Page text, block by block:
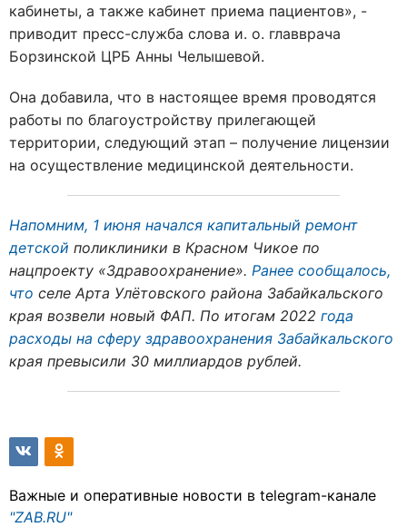
кабинеты, а также кабинет приема пациентов», -
приводит пресс-служба слова и. о. главврача
Борзинской ЦРБ Анны Челышевой.
Она добавила, что в настоящее время проводятся
работы по благоустройству прилегающей
территории, следующий этап – получение лицензии
на осуществление медицинской деятельности.
Напомним, 1 июня начался капитальный ремонт
детской поликлиники в Красном Чикое по
нацпроекту «Здравоохранение». Ранее сообщалось,
что селе Арта Улётовского района Забайкальского
края возвели новый ФАП. По итогам 2022 года
расходы на сферу здравоохранения Забайкальского
края превысили 30 миллиардов рублей.
Важные и оперативные новости в telegram-канале
"ZAB.RU"